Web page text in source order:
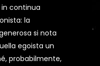
in continua
la
si nota
egoista un
probabilmente,